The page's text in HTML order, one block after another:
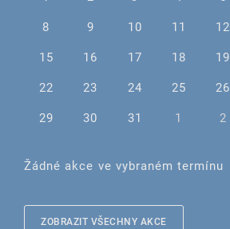
8
9 10 11 12
15
16 17 18 19
22
23 24 25 26
29
30 31 1 2
Žádné akce ve vybraném termínu
ZOBRAZIT VŠECHNY AKCE